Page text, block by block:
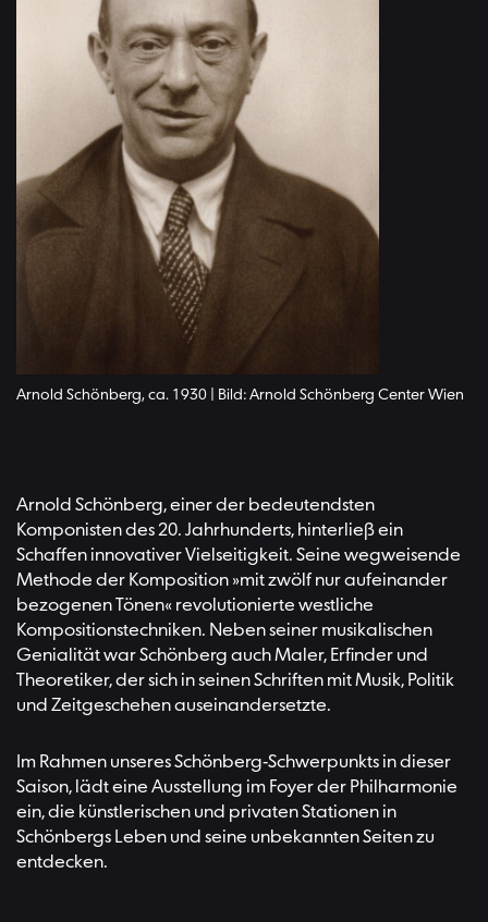
Arnold Schönberg, ca. 1930 | Bild: Arnold Schönberg Center Wien
Arnold Schönberg, einer der bedeutendsten
Komponisten des 20. Jahrhunderts, hinterließ ein
Schaffen innovativer Vielseitigkeit. Seine wegweisende
Methode der Komposition »mit zwölf nur aufeinander
bezogenen Tönen« revolutionierte westliche
Kompositionstechniken. Neben seiner musikalischen
Genialität war Schönberg auch Maler, Erfinder und
Theoretiker, der sich in seinen Schriften mit Musik, Politik
und Zeitgeschehen auseinandersetzte.
Im Rahmen unseres Schönberg-Schwerpunkts in dieser
Saison, lädt eine Ausstellung im Foyer der Philharmonie
ein, die künstlerischen und privaten Stationen in
Schönbergs Leben und seine unbekannten Seiten zu
entdecken.